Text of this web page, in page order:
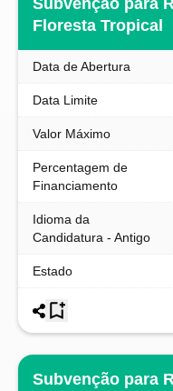
Subvenção para
Floresta Tropical
Data de Abertura
Data Limite
Valor Máximo
Percentagem de
Financiamento
Idioma da
Candidatura - Antigo
Estado
Subvenção para